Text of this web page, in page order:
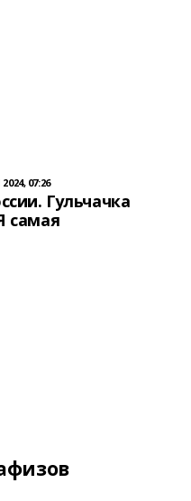
07:26
Гульчачка
самая